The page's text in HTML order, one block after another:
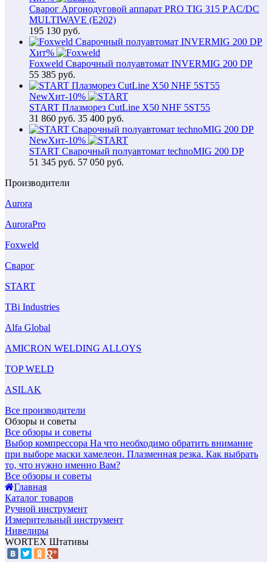
Сварог Аргонодуговой аппарат PRO TIG 315 P AC/DC
MULTIWAVE (E202)
195 130 руб.
Хит%
Foxweld Сварочный полуавтомат INVERMIG 200 DP
55 385 руб.
NewХит-10%
START Плазморез CutLine X50 NHF 5ST55
31 860 руб. 35 400 руб.
NewХит-10%
START Сварочный полуавтомат technoMIG 200 DP
51 345 руб. 57 050 руб.
Производители
Aurora
AuroraPro
Foxweld
Сварог
START
TBi Industries
Alfa Global
AMICRON WELDING ALLOYS
TOP WELD
ASILAK
Все производители
Обзоры и советы
Все обзоры и советы
Выбор компрессора На что необходимо обратить внимание
при выборе маски хамелеон. Плазменная резка. Как выбрать
то, что нужно именно Вам?
Все обзоры и советы
Главная
Каталог товаров
Ручной инструмент
Измерительный инструмент
Нивелиры
WORTEX Штативы